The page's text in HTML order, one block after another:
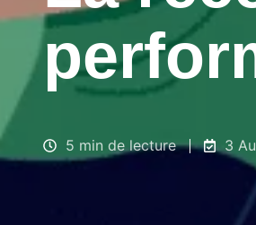
5 min de lecture 3